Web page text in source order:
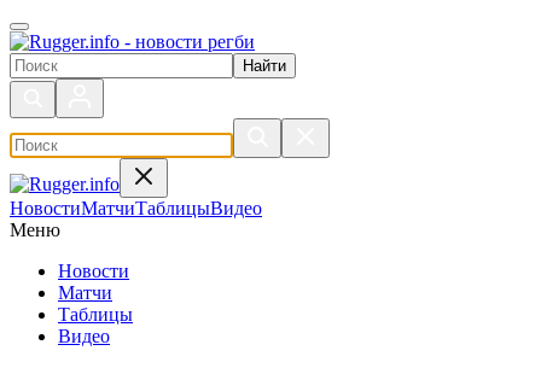
Поиск по сайту
НовостиМатчиТаблицыВидео
Меню
Новости
Матчи
Таблицы
Видео